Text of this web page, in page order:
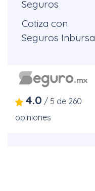
Seguros
Cotiza con
Seguros Inbursa
4.0 / 5 de 260
opiniones